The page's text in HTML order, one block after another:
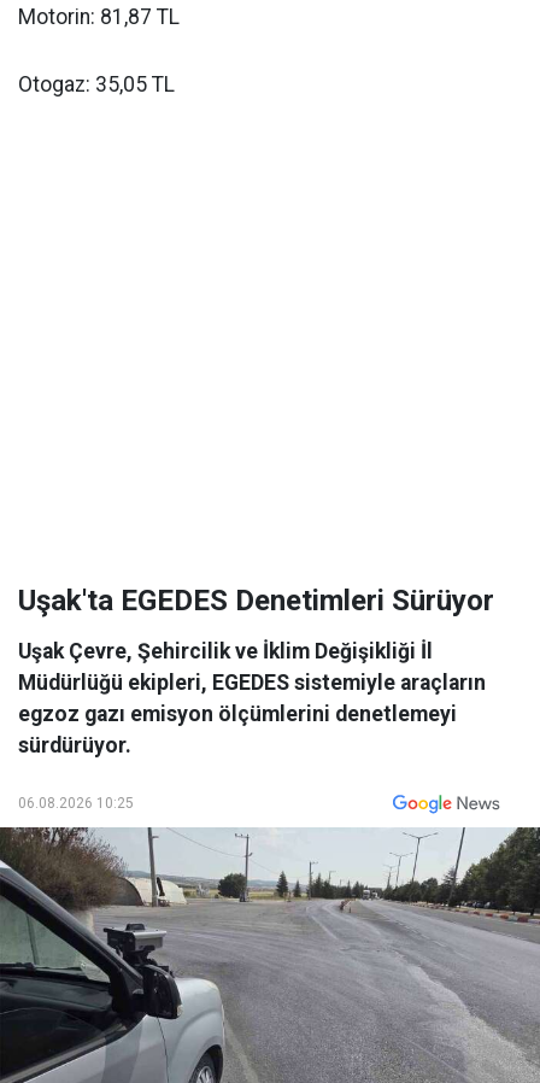
Motorin: 81,87 TL
Otogaz: 35,05 TL
Uşak'ta EGEDES Denetimleri Sürüyor
Uşak Çevre, Şehircilik ve İklim Değişikliği İl
Müdürlüğü ekipleri, EGEDES sistemiyle araçların
egzoz gazı emisyon ölçümlerini denetlemeyi
sürdürüyor.
06.08.2026 10:25